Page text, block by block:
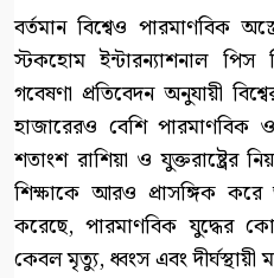
বর্তমান বিশ্বেও পারমাণবিক
স্টকহোম ইন্টারন্যাশনাল পিস
গবেষণা প্রতিবেদন অনুযায়ী
হাজারেরও বেশি পারমাণবিক
শতাংশ রাশিয়া ও যুক্তরাষ্ট্রের
শিক্ষাকে আরও প্রাসঙ্গিক
করেছে, পারমাণবিক যুদ্ধের
কেবল মৃত্যু, ধ্বংস এবং দীর্ঘস্থায়ী